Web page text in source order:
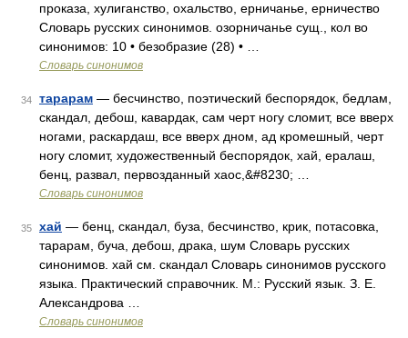
проказа, хулиганство, охальство, ерничанье, ерничество
Словарь русских синонимов. озорничанье сущ., кол во
синонимов: 10 • безобразие (28) • …
Словарь синонимов
34 тарарам — бесчинство, поэтический беспорядок, бедлам,
скандал, дебош, кавардак, сам черт ногу сломит, все вверх
ногами, раскардаш, все вверх дном, ад кромешный, черт
ногу сломит, художественный беспорядок, хай, ералаш,
бенц, развал, первозданный хаос,&#8230; …
Словарь синонимов
35 хай — бенц, скандал, буза, бесчинство, крик, потасовка,
тарарам, буча, дебош, драка, шум Словарь русских
синонимов. хай см. скандал Словарь синонимов русского
языка. Практический справочник. М.: Русский язык. З. Е.
Александрова …
Словарь синонимов